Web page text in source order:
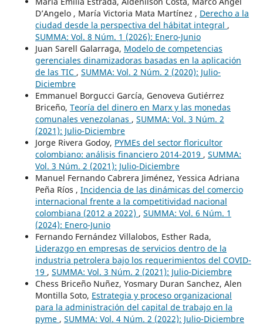
D’Angelo , María Victoria Mata Martínez , Derecho a la
ciudad desde la perspectiva del hábitat integral ,
SUMMA: Vol. 8 Núm. 1 (2026): Enero-Junio
Juan Sarell Galarraga, Modelo de competencias
gerenciales dinamizadoras basadas en la aplicación
de las TIC , SUMMA: Vol. 2 Núm. 2 (2020): Julio-
Diciembre
Emmanuel Borgucci García, Genoveva Gutiérrez
Briceño, Teoría del dinero en Marx y las monedas
comunales venezolanas , SUMMA: Vol. 3 Núm. 2
(2021): Julio-Diciembre
Jorge Rivera Godoy, PYMEs del sector floricultor
colombiano: análisis financiero 2014-2019 , SUMMA:
Vol. 3 Núm. 2 (2021): Julio-Diciembre
Manuel Fernando Cabrera Jiménez, Yessica Adriana
Peña Ríos , Incidencia de las dinámicas del comercio
internacional frente a la competitividad nacional
colombiana (2012 a 2022) , SUMMA: Vol. 6 Núm. 1
(2024): Enero-Junio
Fernando Fernández Villalobos, Esther Rada,
Liderazgo en empresas de servicios dentro de la
industria petrolera bajo los requerimientos del COVID-
19 , SUMMA: Vol. 3 Núm. 2 (2021): Julio-Diciembre
Chess Briceño Nuñez, Yosmary Duran Sanchez, Alen
Montilla Soto, Estrategia y proceso organizacional
para la administración del capital de trabajo en la
pyme , SUMMA: Vol. 4 Núm. 2 (2022): Julio-Diciembre